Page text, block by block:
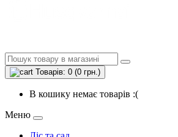
Товарів: 0 (0 грн.)
В кошику немає товарів :(
Меню